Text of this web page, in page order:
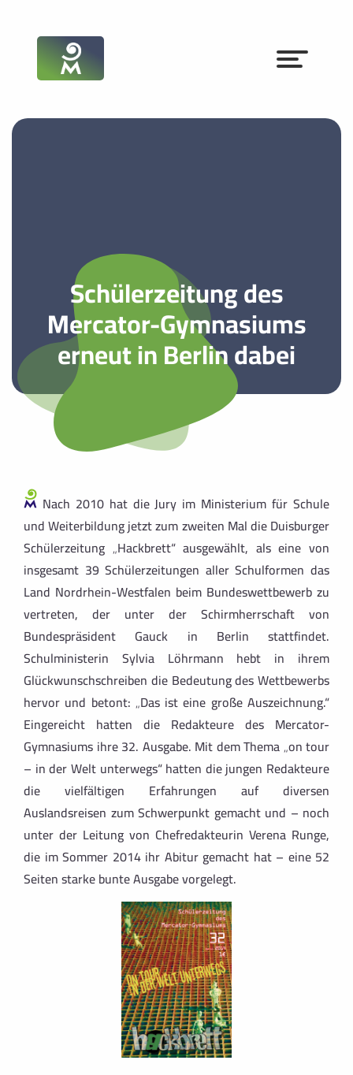
Schülerzeitung des
Mercator-Gymnasiums
erneut in Berlin dabei
Nach 2010 hat die Jury im Ministerium für Schule
und Weiterbildung jetzt zum zweiten Mal die Duisburger
Schülerzeitung „Hackbrett“ ausgewählt, als eine von
insgesamt 39 Schülerzeitungen aller Schulformen das
Land Nordrhein-Westfalen beim Bundeswettbewerb zu
vertreten, der unter der Schirmherrschaft von
Bundespräsident Gauck in Berlin stattfindet.
Schulministerin Sylvia Löhrmann hebt in ihrem
Glückwunschschreiben die Bedeutung des Wettbewerbs
hervor und betont: „Das ist eine große Auszeichnung.“
Eingereicht hatten die Redakteure des Mercator-
Gymnasiums ihre 32. Ausgabe. Mit dem Thema „on tour
– in der Welt unterwegs“ hatten die jungen Redakteure
die vielfältigen Erfahrungen auf diversen
Auslandsreisen zum Schwerpunkt gemacht und – noch
unter der Leitung von Chefredakteurin Verena Runge,
die im Sommer 2014 ihr Abitur gemacht hat – eine 52
Seiten starke bunte Ausgabe vorgelegt.